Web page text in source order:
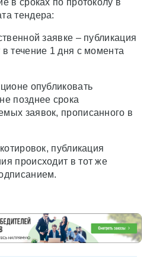
тендера:
заявке – публикация
течение 1 дня с момента
опубликовать
позднее срока
заявок, прописанного в
публикация
происходит в тот же